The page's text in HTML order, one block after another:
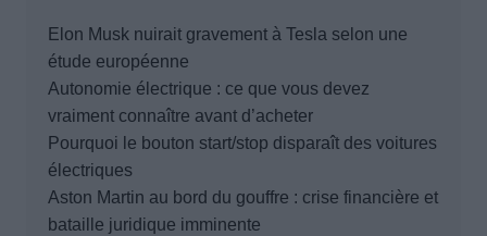
Elon Musk nuirait gravement à Tesla selon une
étude européenne
Autonomie électrique : ce que vous devez
vraiment connaître avant d’acheter
Pourquoi le bouton start/stop disparaît des voitures
électriques
Aston Martin au bord du gouffre : crise financière et
bataille juridique imminente